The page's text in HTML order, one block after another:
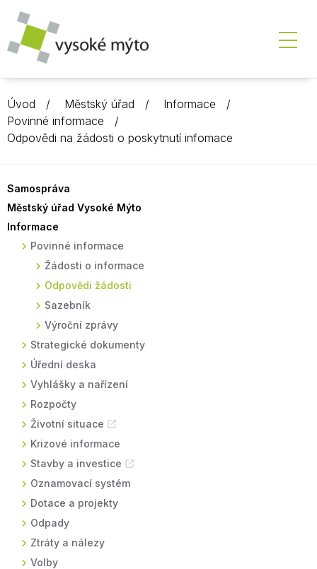
Úvod Městský úřad
Informace
Povinné informace
Odpovědi na žádosti o poskytnutí infomace
Samospráva
Městský úřad Vysoké Mýto
Informace
Povinné informace
Žádosti o informace
Odpovědi žádosti
Sazebník
Výroční zprávy
Strategické dokumenty
Úřední deska
Vyhlášky a nařízení
Rozpočty
Životní situace
Krizové informace
Stavby a investice
Oznamovací systém
Dotace a projekty
Odpady
Ztráty a nálezy
Volby